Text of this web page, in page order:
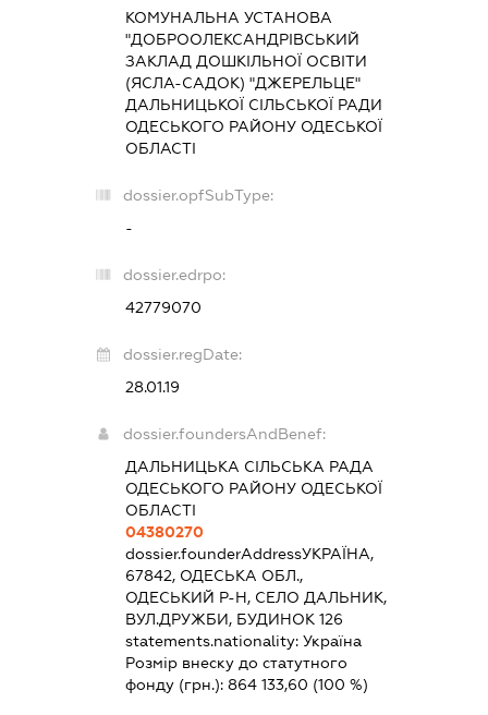
КОМУНАЛЬНА УСТАНОВА
"ДОБРООЛЕКСАНДРІВСЬКИЙ
ЗАКЛАД ДОШКІЛЬНОЇ ОСВІТИ
(ЯСЛА-САДОК) "ДЖЕРЕЛЬЦЕ"
ДАЛЬНИЦЬКОЇ СІЛЬСЬКОЇ РАДИ
ОДЕСЬКОГО РАЙОНУ ОДЕСЬКОЇ
ОБЛАСТІ
dossier.opfSubType:
-
dossier.edrpo:
42779070
dossier.regDate:
28.01.19
dossier.foundersAndBenef:
ДАЛЬНИЦЬКА СІЛЬСЬКА РАДА
ОДЕСЬКОГО РАЙОНУ ОДЕСЬКОЇ
ОБЛАСТІ
04380270
dossier.founderAddressУКРАЇНА,
67842, ОДЕСЬКА ОБЛ.,
ОДЕСЬКИЙ Р-Н, СЕЛО ДАЛЬНИК,
ВУЛ.ДРУЖБИ, БУДИНОК 126
statements.nationality:Україна
Розмір внеску до статутного
фонду (грн.):864 133,60 (100 %)